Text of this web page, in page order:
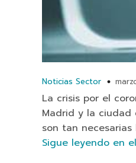
Noticias Sector
La crisis por el
Madrid y la ciudad
son tan
Sigue leyendo en